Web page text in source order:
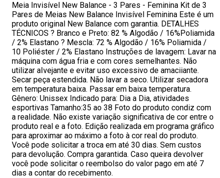
Meia Invisível New Balance - 3 Pares - Feminina Kit de 3
Pares de Meias New Balance Invisível Feminina Este é um
produto original New Balance com garantia. DETALHES
TÉCNICOS ? Branco e Preto: 82 % Algodão / 16%Poliamida
/ 2% Elastano ? Mescla: 72 % Algodão / 16% Poliamida /
10 Poliéster / 2% Elastano Instruções de lavagem: Lavar na
máquina com água fria e com cores semelhantes. Não
utilizar aIvejante e evitar uso excessivo de amaciiante.
Secar peça estendida. Não lavar a seco. Utilizar secadora
em temperatura baixa. Passar em baixa temperatura.
Gênero: Unissex Indicado para: Dia a Dia, atividades
esportivas Tamanho:35 ao 38 Foto do produto condiz com
a realidade. Não existe variação significativa de cor entre o
produto real e a foto. Edição realizada em programa gráfico
para aproximar ao máximo a foto à cor real do produto.
Você pode solicitar a troca em até 30 dias. Sem custos
para devolução. Compra garantida. Caso queira devolver
você pode solicitar o reembolso do valor pago em até 7
dias a contar do recebimento.